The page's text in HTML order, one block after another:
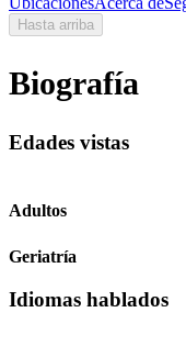
Hasta arriba
Biografía
Edades vistas
Adultos
Geriatría
Idiomas hablados